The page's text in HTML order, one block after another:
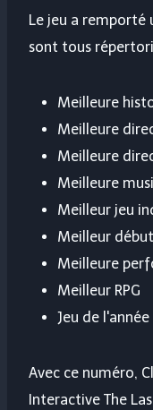
Le jeu a remporté
sont tous
Meilleure
Meilleure
Meilleure
Meilleure
Meilleur jeu
Meilleur
Meilleure
Meilleur RPG
Jeu de
Avec ce numéro,
Interactive The